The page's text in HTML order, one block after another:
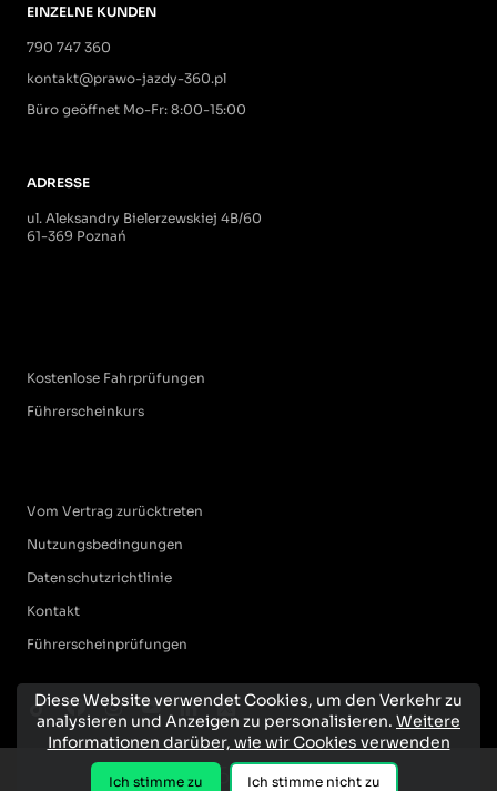
EINZELNE KUNDEN
790 747 360
kontakt@prawo-jazdy-360.pl
Büro geöffnet Mo-Fr: 8:00-15:00
ADRESSE
ul. Aleksandry Bielerzewskiej 4B/60
61-369 Poznań
Kostenlose Fahrprüfungen
Führerscheinkurs
Vom Vertrag zurücktreten
Nutzungsbedingungen
Datenschutzrichtlinie
Kontakt
Führerscheinprüfungen
Diese Website verwendet Cookies, um den Verkehr zu
analysieren und Anzeigen zu personalisieren. Weitere
Informationen darüber, wie wir Cookies verwenden
Ich stimme zu Ich stimme nicht zu